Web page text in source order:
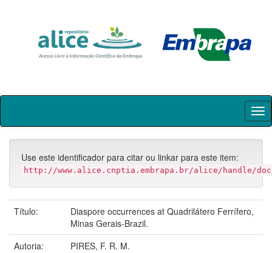
Skip
Use este identificador para citar ou linkar para este item:
http://www.alice.cnptia.embrapa.br/alice/handle/
Título:
Diaspore occurrences at Quadrilátero Ferrífero,
Minas Gerais-Brazil.
Autoria:
PIRES, F. R. M.